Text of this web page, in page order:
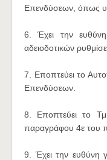
Επενδύσεων, όπως
6. Έχει την
αδειοδοτικών
7. Εποπτεύει το
Επενδύσεων.
8. Εποπτεύει το
παραγράφου 4ε του
9. Έχει την ευθύνη